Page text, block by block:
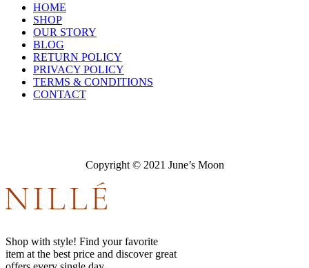
HOME
SHOP
OUR STORY
BLOG
RETURN POLICY
PRIVACY POLICY
TERMS & CONDITIONS
CONTACT
Copyright © 2021 June’s Moon
Shop with style! Find your favorite
item at the best price and discover great